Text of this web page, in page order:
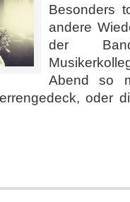
Besonders
andere
der
Abend so
oder